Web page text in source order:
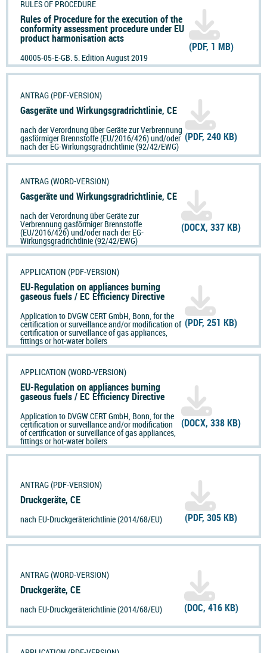
RULES OF PROCEDURE
Rules of Procedure for the execution of the
conformity assessment procedure under EU
product harmonisation acts
40005-05-E-GB. 5. Edition August 2019
(PDF, 1 MB)
ANTRAG (PDF-VERSION)
Gasgeräte und Wirkungsgradrichtlinie, CE
nach der Verordnung über Geräte zur Verbrennung
gasförmiger Brennstoffe (EU/2016/426) und/oder
nach der EG-Wirkungsgradrichtlinie (92/42/EWG)
(PDF, 240 KB)
ANTRAG (WORD-VERSION)
Gasgeräte und Wirkungsgradrichtlinie, CE
nach der Verordnung über Geräte zur
Verbrennung gasförmiger Brennstoffe
(EU/2016/426) und/oder nach der EG-
Wirkungsgradrichtlinie (92/42/EWG)
(DOCX, 337 KB)
APPLICATION (PDF-VERSION)
EU-Regulation on appliances burning
gaseous fuels / EC Efficiency Directive
Application to DVGW CERT GmbH, Bonn, for the
certification or surveillance and/or modification of
certification or surveillance of gas appliances,
fittings or hot-water boilers
(PDF, 251 KB)
APPLICATION (WORD-VERSION)
EU-Regulation on appliances burning
gaseous fuels / EC Efficiency Directive
Application to DVGW CERT GmbH, Bonn, for the
certification or surveillance and/or modification
of certification or surveillance of gas appliances,
fittings or hot-water boilers
(DOCX, 338 KB)
ANTRAG (PDF-VERSION)
Druckgeräte, CE
nach EU-Druckgeräterichtlinie (2014/68/EU) (PDF, 305 KB)
ANTRAG (WORD-VERSION)
Druckgeräte, CE
nach EU-Druckgeräterichtlinie (2014/68/EU) (DOC, 416 KB)